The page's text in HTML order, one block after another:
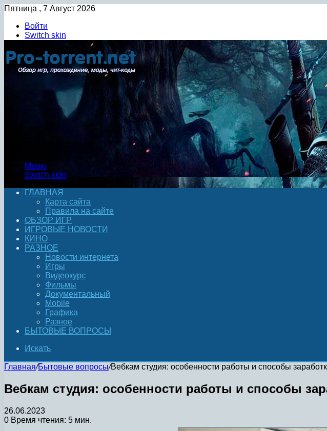
Пятница , 7 Август 2026
Войти
Switch skin
Меню
Switch skin
ГЛАВНАЯ
Карта сайта
Правила на сайте
ОБЗОР ИГР
ИГРОВЫЕ НОВОСТИ
КИНО
РАЗНОЕ
Новости интернета
Игры
Видеокурс
Фильмы
Документальный
Mobile
Графика
Разное
БЫТОВЫЕ ВОПРОСЫ
Искать
Главная/Бытовые вопросы/Вебкам студия: особенности работы и способы
Вебкам студия: особенности работы и способы
26.06.2023
0 Время чтения: 5 мин.